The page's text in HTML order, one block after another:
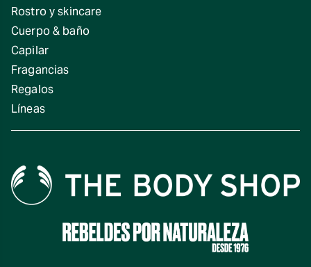
Rostro y skincare
Cuerpo & baño
Capilar
Fragancias
Regalos
Líneas